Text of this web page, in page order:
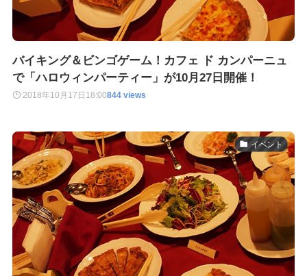
バイキング＆ビンゴゲーム！カフェ ド カンパーニュ
で「ハロウィンパーティー」が10月27日開催！
2018年10月17日 18:00844 views
イベント